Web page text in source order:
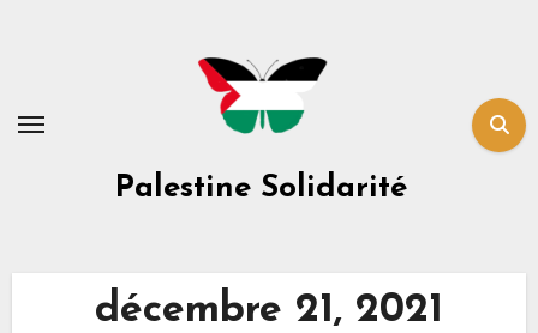
Palestine Solidarité
décembre 21, 2021